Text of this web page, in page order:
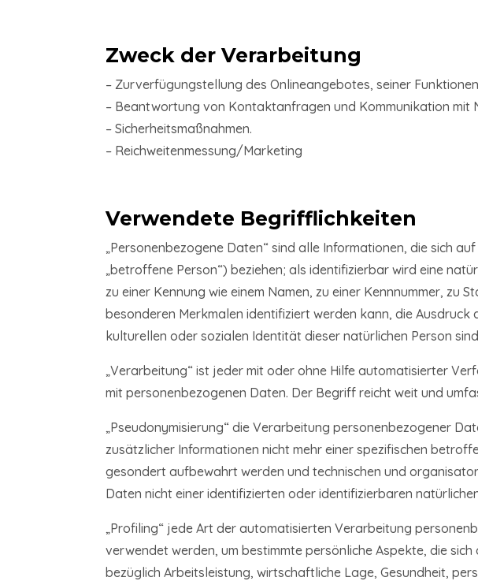
Zweck der Verarbeitung
– Zurverfügungstellung des Onlineangebotes, seiner
– Beantwortung von Kontaktanfragen und Kommunikation mit
– Sicherheitsmaßnahmen.
– Reichweitenmessung/Marketing
Verwendete Begrifflichkeiten
„Personenbezogene Daten“ sind alle Informationen, die sich
„betroffene Person“) beziehen; als identifizierbar wird eine
zu einer Kennung wie einem Namen, zu einer Kennnummer, zu
besonderen Merkmalen identifiziert werden kann, die
kulturellen oder sozialen Identität dieser natürlichen Person
„Verarbeitung“ ist jeder mit oder ohne Hilfe automatisierter
mit personenbezogenen Daten. Der Begriff reicht weit und
„Pseudonymisierung“ die Verarbeitung personenbezogener
zusätzlicher Informationen nicht mehr einer spezifischen
gesondert aufbewahrt werden und technischen und
Daten nicht einer identifizierten oder identifizierbaren
„Profiling“ jede Art der automatisierten Verarbeitung
verwendet werden, um bestimmte persönliche Aspekte, die
bezüglich Arbeitsleistung, wirtschaftliche Lage, Gesundheit,